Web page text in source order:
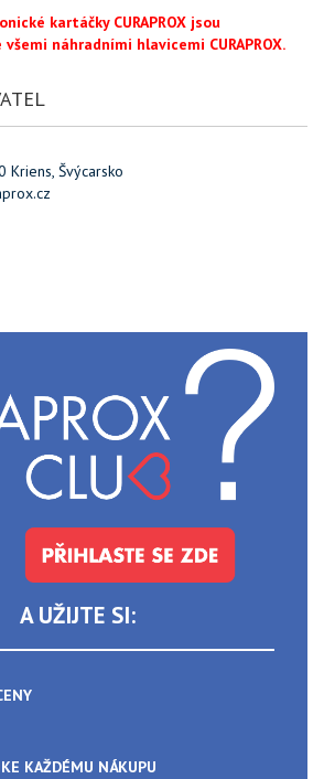
kartáčky CURAPROX jsou
náhradními hlavicemi CURAPROX.
Kriens, Švýcarsko
A UŽIJTE SI:
KAŽDÉMU NÁKUPU